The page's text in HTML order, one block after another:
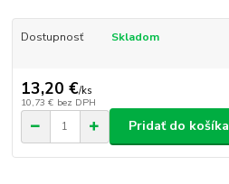
Dostupnosť Skladom
13,20 €/ks
10,73 € bez DPH
Pridať do košíka